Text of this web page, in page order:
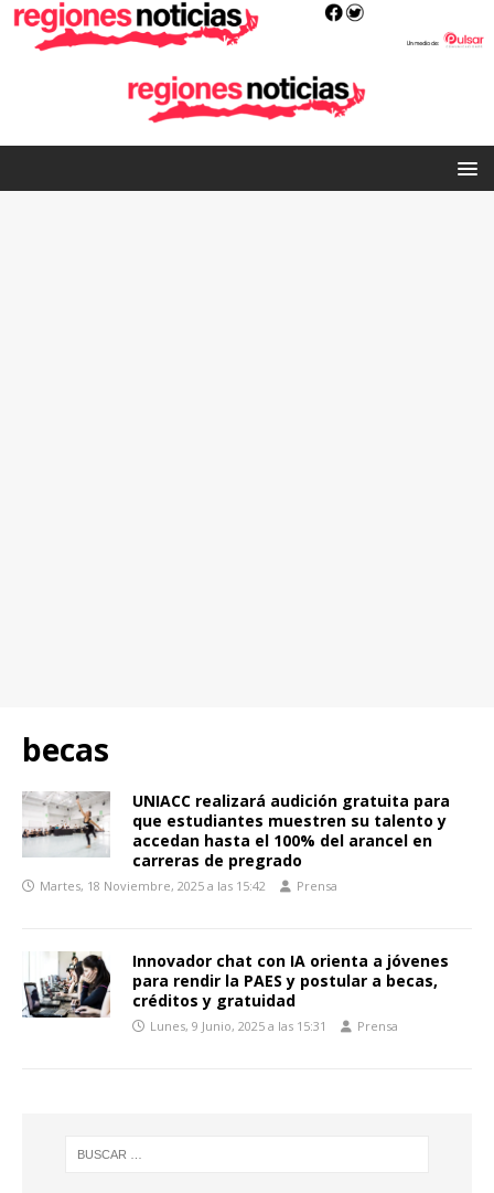
becas
UNIACC realizará audición gratuita para
que estudiantes muestren su talento y
accedan hasta el 100% del arancel en
carreras de pregrado
Martes, 18 Noviembre, 2025 a las 15:42 Prensa
Innovador chat con IA orienta a jóvenes
para rendir la PAES y postular a becas,
créditos y gratuidad
Lunes, 9 Junio, 2025 a las 15:31 Prensa